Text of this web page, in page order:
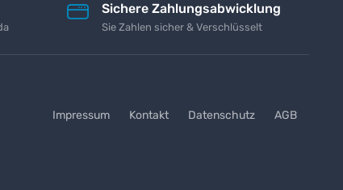
Sichere Zahlungsabwicklung
Sie Zahlen sicher & Verschlüsselt
Impressum Kontakt Datenschutz AGB